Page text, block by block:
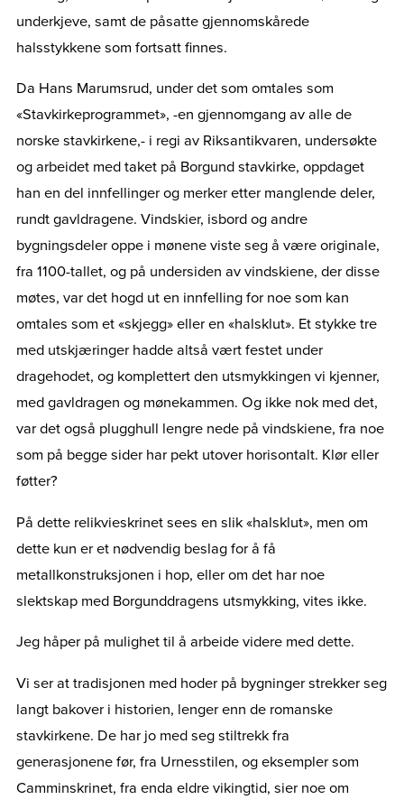
underkjeve, samt de påsatte gjennomskårede
halsstykkene som fortsatt finnes.
Da Hans Marumsrud, under det som omtales som
«Stavkirkeprogrammet», -en gjennomgang av alle de
norske stavkirkene,- i regi av Riksantikvaren, undersøkte
og arbeidet med taket på Borgund stavkirke, oppdaget
han en del innfellinger og merker etter manglende deler,
rundt gavldragene. Vindskier, isbord og andre
bygningsdeler oppe i mønene viste seg å være originale,
fra 1100-tallet, og på undersiden av vindskiene, der disse
møtes, var det hogd ut en innfelling for noe som kan
omtales som et «skjegg» eller en «halsklut». Et stykke tre
med utskjæringer hadde altså vært festet under
dragehodet, og komplettert den utsmykkingen vi kjenner,
med gavldragen og mønekammen. Og ikke nok med det,
var det også plugghull lengre nede på vindskiene, fra noe
som på begge sider har pekt utover horisontalt. Klør eller
føtter?
På dette relikvieskrinet sees en slik «halsklut», men om
dette kun er et nødvendig beslag for å få
metallkonstruksjonen i hop, eller om det har noe
slektskap med Borgunddragens utsmykking, vites ikke.
Jeg håper på mulighet til å arbeide videre med dette.
Vi ser at tradisjonen med hoder på bygninger strekker seg
langt bakover i historien, lenger enn de romanske
stavkirkene. De har jo med seg stiltrekk fra
generasjonene før, fra Urnesstilen, og eksempler som
Camminskrinet, fra enda eldre vikingtid, sier noe om